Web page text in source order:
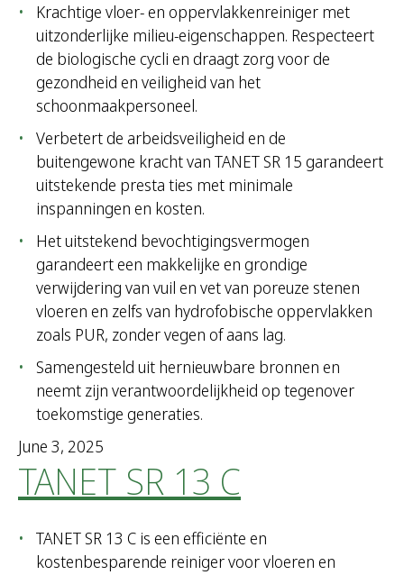
Krachtige vloer- en oppervlakkenreiniger met
uitzonderlijke milieu-eigenschappen. Respecteert
de biologische cycli en draagt zorg voor de
gezondheid en veiligheid van het
schoonmaakpersoneel.
Verbetert de arbeidsveiligheid en de
buitengewone kracht van TANET SR 15 garandeert
uitstekende presta ties met minimale
inspanningen en kosten.
Het uitstekend bevochtigingsvermogen
garandeert een makkelijke en grondige
verwijdering van vuil en vet van poreuze stenen
vloeren en zelfs van hydrofobische oppervlakken
zoals PUR, zonder vegen of aans lag.
Samengesteld uit hernieuwbare bronnen en
neemt zijn verantwoordelijkheid op tegenover
toekomstige generaties.
June 3, 2025
TANET SR 13 C
TANET SR 13 C is een efficiënte en
kostenbesparende reiniger voor vloeren en